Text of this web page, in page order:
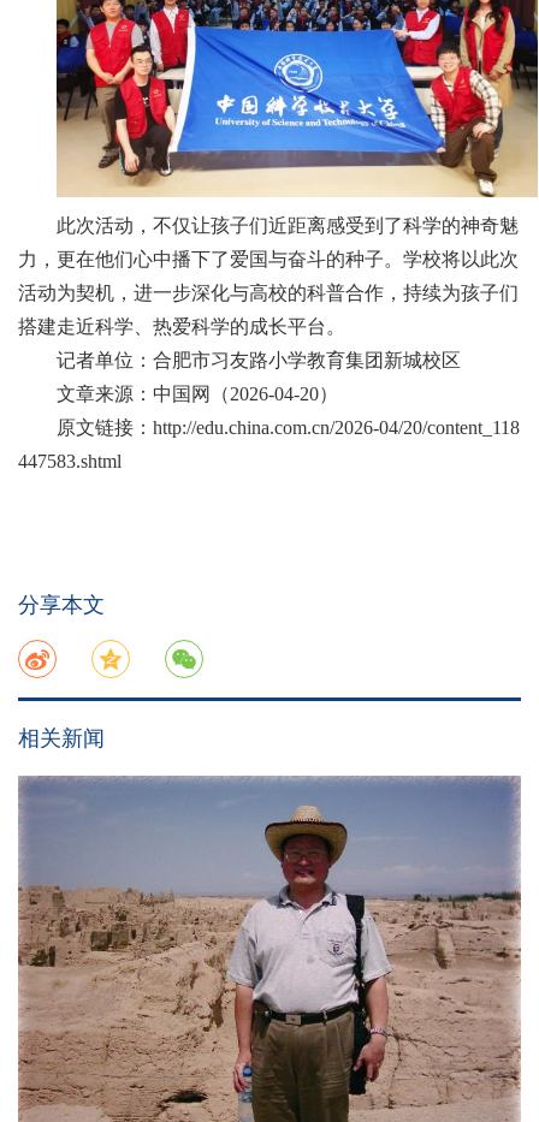
此次活动，不仅让孩子们近距离感受到了科学的神奇魅
力，更在他们心中播下了爱国与奋斗的种子。学校将以此次
活动为契机，进一步深化与高校的科普合作，持续为孩子们
搭建走近科学、热爱科学的成长平台。
记者单位：合肥市习友路小学教育集团新城校区
文章来源：中国网（2026-04-20）
原文链接： http://edu.china.com.cn/2026-04/20/content_118
447583.shtml
分享本文
相关新闻